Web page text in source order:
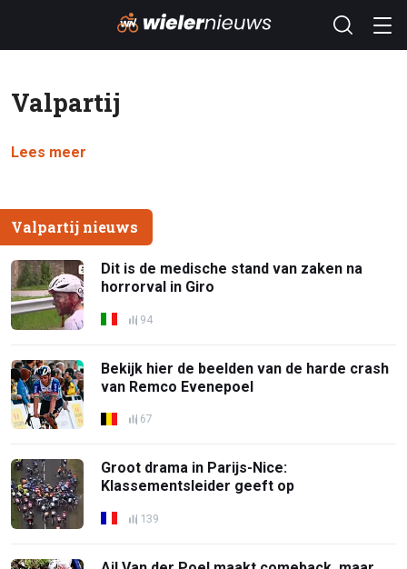
Valpartij
Lees meer
Valpartij nieuws
Dit is de medische stand van zaken na
horrorval in Giro
94
Bekijk hier de beelden van de harde crash
van Remco Evenepoel
67
Groot drama in Parijs-Nice:
Klassementsleider geeft op
139